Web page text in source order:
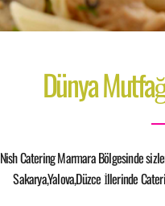
Dünya
Nish Catering Marmara Bölgesinde
Sakarya,Yalova,Düzce İllerinde